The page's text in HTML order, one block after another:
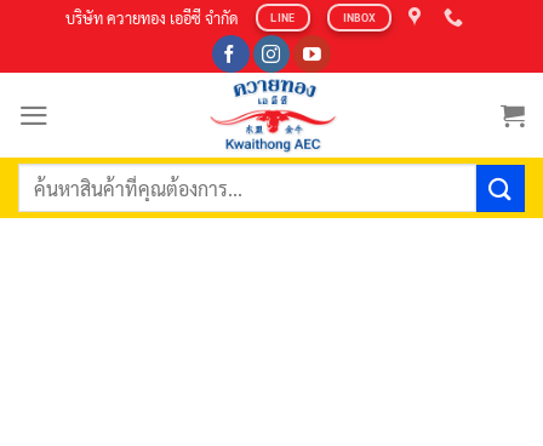
content
บริษัท ควายทอง เออีซี จำกัด LINE INBOX
ค้นหา: